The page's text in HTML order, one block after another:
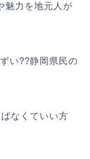
魅力を地元人が
い??静岡県民の
なくていい方